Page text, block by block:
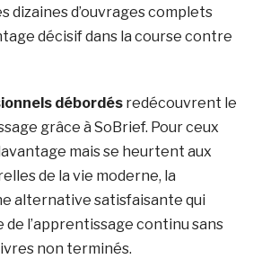
dizaines d’ouvrages complets
décisif dans la course contre
débordésredécouvrent le
grâce à SoBrief. Pour ceux
mais se heurtent aux
de la vie moderne, la
alternative satisfaisante qui
de l’apprentissage continu sans
non terminés.